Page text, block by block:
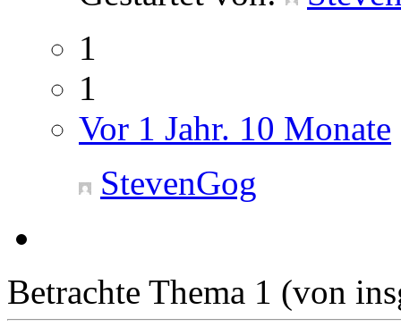
1
1
Vor 1 Jahr. 10 Monate
StevenGog
Betrachte Thema 1 (von